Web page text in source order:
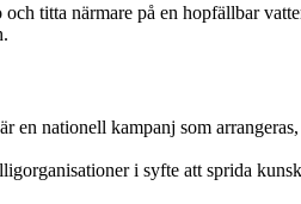
titta närmare på en hopfällbar
en nationell kampanj som
i syfte att sprida